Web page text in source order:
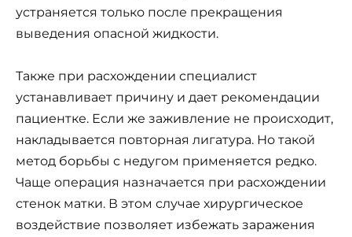
устраняется только после прекращения
выведения опасной жидкости.
Также при расхождении специалист
устанавливает причину и дает рекомендации
пациентке. Если же заживление не происходит,
накладывается повторная лигатура. Но такой
метод борьбы с недугом применяется редко.
Чаще операция назначается при расхождении
стенок матки. В этом случае хирургическое
воздействие позволяет избежать заражения